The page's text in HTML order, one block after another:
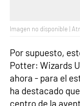
Imagen no disponible |
Por supuesto,
Potter: Wizards
ahora - para el
ha destacado
centro de la